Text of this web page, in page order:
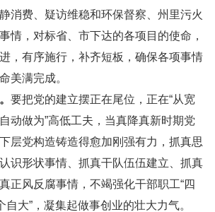
消费、疑访维稳和环保督察、州里污火
情，对标省、市下达的各项目的使命，
，有序施行，补齐短板，确保各项事情
美满完成。
要把党的建立摆正在尾位，正在“从宽
动做为”高低工夫，当真降真新时期党
层党构造铸造得愈加刚强有力，抓真思
识形状事情、抓真干队伍伍建立、抓真
正风反腐事情，不竭强化干部职工“四
自大”，凝集起做事创业的壮大力气。